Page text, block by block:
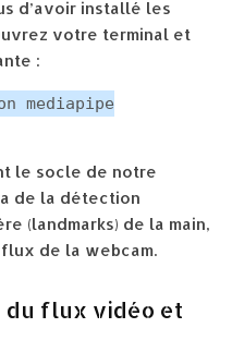
d’avoir installé les
votre terminal et
:
mediapipe
le socle de notre
de la détection
(landmarks) de la main,
de la webcam.
du flux vidéo et